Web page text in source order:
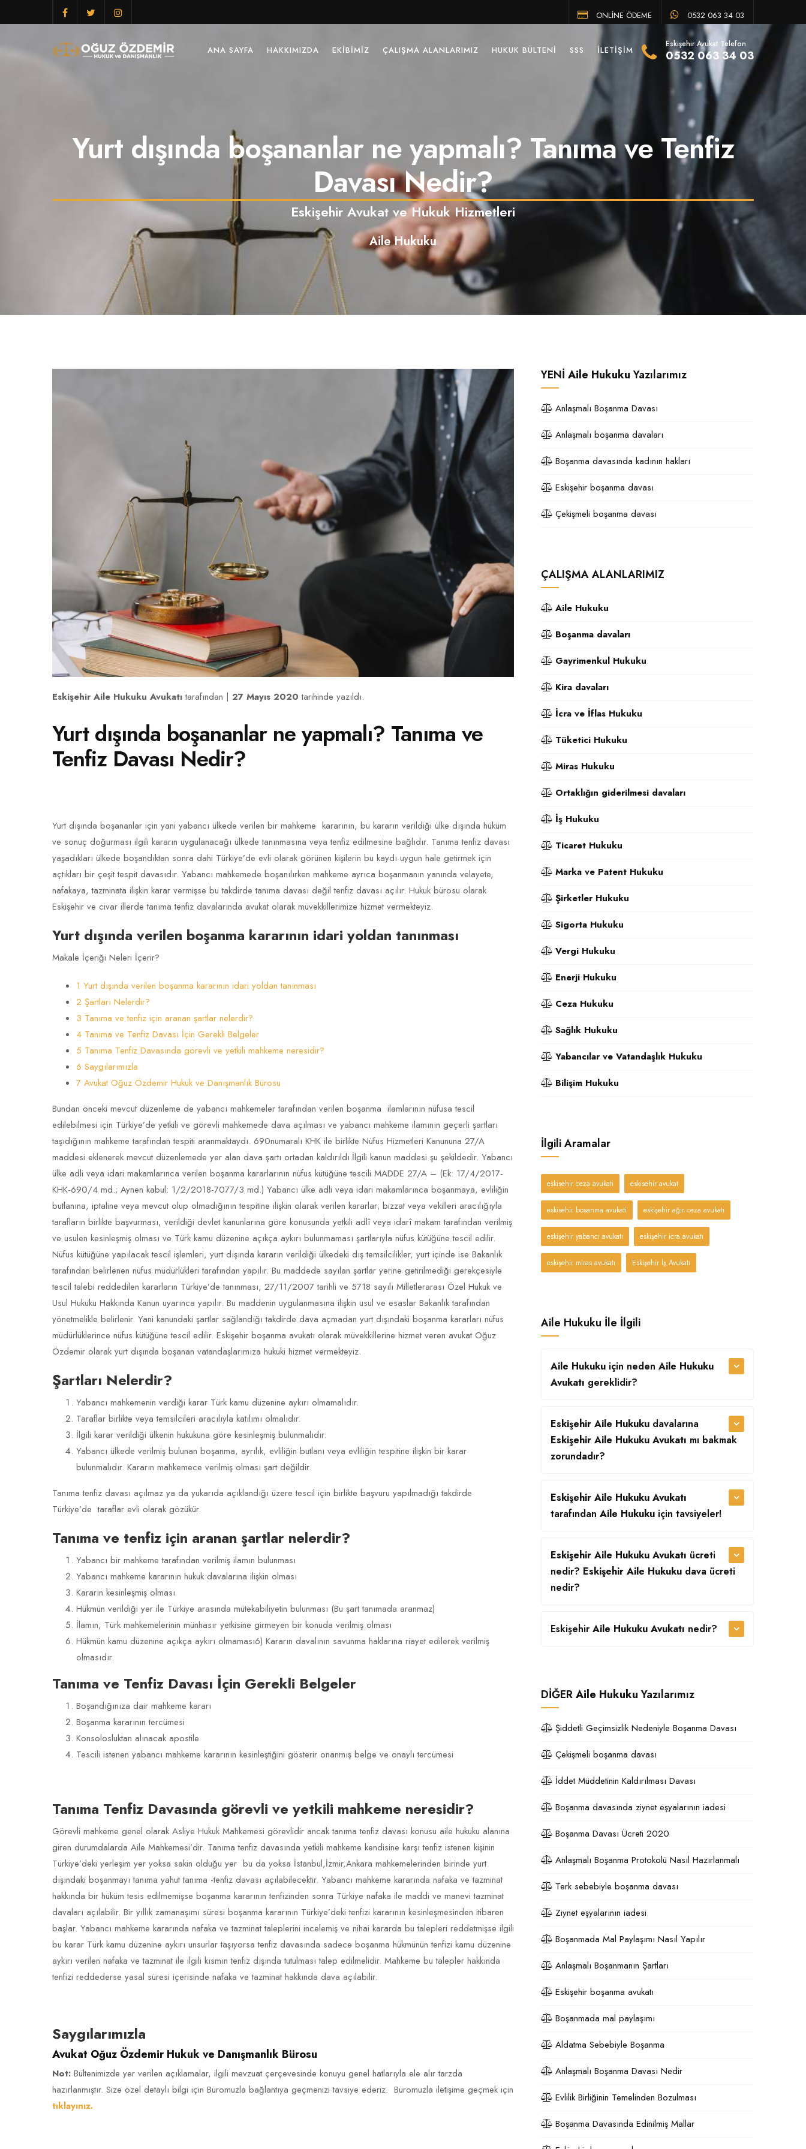
ONLİNE ÖDEME 0532 063 34 03
ANA SAYFA HAKKIMIZDA EKIBIMIZ ÇALIŞMA ALANLARIMIZ HUKUK BÜLTENI SSS İLETIŞIM
Eskişehir Avukat Telefon
0532 063 34 03
Yurt dışında boşananlar ne yapmalı? Tanıma ve Tenfiz
Davası Nedir?
Eskişehir Avukat ve Hukuk Hizmetleri
Aile Hukuku
Eskişehir Aile Hukuku Avukatıtarafından | 27 Mayıs 2020 tarihinde yazıldı.
Yurt dışında boşananlar ne yapmalı? Tanıma ve
Tenfiz Davası Nedir?
Yurt dışında boşananlar için yani yabancı ülkede verilen bir mahkeme kararının, bu kararın verildiği ülke dışında hüküm
ve sonuç doğurması ilgili kararın uygulanacağı ülkede tanınmasına veya tenfiz edilmesine bağlıdır. Tanıma tenfiz davası
yaşadıkları ülkede boşandıktan sonra dahi Türkiye’de evli olarak görünen kişilerin bu kaydı uygun hale getirmek için
açtıkları bir çeşit tespit davasıdır. Yabancı mahkemede boşanılırken mahkeme ayrıca boşanmanın yanında velayete,
nafakaya, tazminata ilişkin karar vermişse bu takdirde tanıma davası değil tenfiz davası açılır. Hukuk bürosu olarak
Eskişehir ve civar illerde tanıma tenfiz davalarında avukat olarak müvekkillerimize hizmet vermekteyiz.
Yurt dışında verilen boşanma kararının idari yoldan tanınması
Makale İçeriği Neleri İçerir?
1 Yurt dışında verilen boşanma kararının idari yoldan tanınması
2 Şartları Nelerdir?
3 Tanıma ve tenfiz için aranan şartlar nelerdir?
4 Tanıma ve Tenfiz Davası İçin Gerekli Belgeler
5 Tanıma Tenfiz Davasında görevli ve yetkili mahkeme neresidir?
6 Saygılarımızla
7 Avukat Oğuz Özdemir Hukuk ve Danışmanlık Bürosu
Bundan önceki mevcut düzenleme de yabancı mahkemeler tarafından verilen boşanma ilamlarının nüfusa tescil
edilebilmesi için Türkiye’de yetkili ve görevli mahkemede dava açılması ve yabancı mahkeme ilamının geçerli şartları
taşıdığının mahkeme tarafından tespiti aranmaktaydı. 690numaralı KHK ile birlikte Nüfus Hizmetleri Kanununa 27/A
maddesi eklenerek mevcut düzenlemede yer alan dava şartı ortadan kaldırıldı.İlgili kanun maddesi şu şekildedir. Yabancı
ülke adli veya idari makamlarınca verilen boşanma kararlarının nüfus kütüğüne tescili MADDE 27/A – (Ek: 17/4/2017-
KHK-690/4 md.; Aynen kabul: 1/2/2018-7077/3 md.) Yabancı ülke adli veya idari makamlarınca boşanmaya, evliliğin
butlanına, iptaline veya mevcut olup olmadığının tespitine ilişkin olarak verilen kararlar; bizzat veya vekilleri aracılığıyla
tarafların birlikte başvurması, verildiği devlet kanunlarına göre konusunda yetkili adlî veya idarî makam tarafından verilmiş
ve usulen kesinleşmiş olması ve Türk kamu düzenine açıkça aykırı bulunmaması şartlarıyla nüfus kütüğüne tescil edilir.
Nüfus kütüğüne yapılacak tescil işlemleri, yurt dışında kararın verildiği ülkedeki dış temsilcilikler, yurt içinde ise Bakanlık
tarafından belirlenen nüfus müdürlükleri tarafından yapılır. Bu maddede sayılan şartlar yerine getirilmediği gerekçesiyle
tescil talebi reddedilen kararların Türkiye’de tanınması, 27/11/2007 tarihli ve 5718 sayılı Milletlerarası Özel Hukuk ve
Usul Hukuku Hakkında Kanun uyarınca yapılır. Bu maddenin uygulanmasına ilişkin usul ve esaslar Bakanlık tarafından
yönetmelikle belirlenir. Yani kanundaki şartlar sağlandığı takdirde dava açmadan yurt dışındaki boşanma kararları nüfus
müdürlüklerince nüfus kütüğüne tescil edilir. Eskişehir boşanma avukatı olarak müvekkillerine hizmet veren avukat Oğuz
Özdemir olarak yurt dışında boşanan vatandaşlarımıza hukuki hizmet vermekteyiz.
Şartları Nelerdir?
Yabancı mahkemenin verdiği karar Türk kamu düzenine aykırı olmamalıdır.
Taraflar birlikte veya temsilcileri aracılıyla katılımı olmalıdır.
İlgili karar verildiği ülkenin hukukuna göre kesinleşmiş bulunmalıdır.
Yabancı ülkede verilmiş bulunan boşanma, ayrılık, evliliğin butlanı veya evliliğin tespitine ilişkin bir karar
bulunmalıdır. Kararın mahkemece verilmiş olması şart değildir.
Tanıma tenfiz davası açılmaz ya da yukarıda açıklandığı üzere tescil için birlikte başvuru yapılmadığı takdirde
Türkiye’de taraflar evli olarak gözükür.
Tanıma ve tenfiz için aranan şartlar nelerdir?
Yabancı bir mahkeme tarafından verilmiş ilamın bulunması
Yabancı mahkeme kararının hukuk davalarına ilişkin olması
Kararın kesinleşmiş olması
Hükmün verildiği yer ile Türkiye arasında mütekabiliyetin bulunması (Bu şart tanımada aranmaz)
İlamın, Türk mahkemelerinin münhasır yetkisine girmeyen bir konuda verilmiş olması
Hükmün kamu düzenine açıkça aykırı olmaması6) Kararın davalının savunma haklarına riayet edilerek verilmiş
olmasıdır.
Tanıma ve Tenfiz Davası İçin Gerekli Belgeler
Boşandığınıza dair mahkeme kararı
Boşanma kararının tercümesi
Konsolosluktan alınacak apostile
Tescili istenen yabancı mahkeme kararının kesinleştiğini gösterir onanmış belge ve onaylı tercümesi
Tanıma Tenfiz Davasında görevli ve yetkili mahkeme neresidir?
Görevli mahkeme genel olarak Asliye Hukuk Mahkemesi görevlidir ancak tanıma tenfiz davası konusu aile hukuku alanına
giren durumdalarda Aile Mahkemesi’dir. Tanıma tenfiz davasında yetkili mahkeme kendisine karşı tenfiz istenen kişinin
Türkiye’deki yerleşim yer yoksa sakin olduğu yer bu da yoksa İstanbul,İzmir,Ankara mahkemelerinden birinde yurt
dışındaki boşanmayı tanıma yahut tanıma -tenfiz davası açılabilecektir. Yabancı mahkeme kararında nafaka ve tazminat
hakkında bir hüküm tesis edilmemişse boşanma kararının tenfizinden sonra Türkiye nafaka ile maddi ve manevi tazminat
davaları açılabilir. Bir yıllık zamanaşımı süresi boşanma kararının Türkiye’deki tenfizi kararının kesinleşmesinden itibaren
başlar. Yabancı mahkeme kararında nafaka ve tazminat taleplerini incelemiş ve nihai kararda bu talepleri reddetmişse ilgili
bu karar Türk kamu düzenine aykırı unsurlar taşıyorsa tenfiz davasında sadece boşanma hükmünün tenfizi kamu düzenine
aykırı verilen nafaka ve tazminat ile ilgili kısmın tenfiz dışında tutulması talep edilmelidir. Mahkeme bu talepler hakkında
tenfizi reddederse yasal süresi içerisinde nafaka ve tazminat hakkında dava açılabilir.
Saygılarımızla
Avukat Oğuz Özdemir Hukuk ve Danışmanlık Bürosu
Not: Bültenimizde yer verilen açıklamalar, ilgili mevzuat çerçevesinde konuyu genel hatlarıyla ele alır tarzda
hazırlanmıştır. Size özel detaylı bilgi için Büromuzla bağlantıya geçmenizi tavsiye ederiz. Büromuzla iletişime geçmek için
tıklayınız.
YENİ Aile HukukuYazılarımız
Anlaşmalı Boşanma Davası
Anlaşmalı boşanma davaları
Boşanma davasında kadının hakları
Eskişehir boşanma davası
Çekişmeli boşanma davası
ÇALIŞMA ALANLARIMIZ
Aile Hukuku
Boşanma davaları
Gayrimenkul Hukuku
Kira davaları
İcra ve İflas Hukuku
Tüketici Hukuku
Miras Hukuku
Ortaklığın giderilmesi davaları
İş Hukuku
Ticaret Hukuku
Marka ve Patent Hukuku
Şirketler Hukuku
Sigorta Hukuku
Vergi Hukuku
Enerji Hukuku
Ceza Hukuku
Sağlık Hukuku
Yabancılar ve Vatandaşlık Hukuku
Bilişim Hukuku
İlgili Aramalar
eskisehir ceza avukati eskisehir avukat
eskisehir bosanma avukati eskişehir ağır ceza avukatı
eskişehir yabancı avukatı eskişehir icra avukatı
eskişehir miras avukatı Eskişehir İş Avukatı
Aile Hukuku İle İlgili
Aile Hukuku için neden Aile Hukuku
Avukatı gereklidir?
Eskişehir Aile Hukuku davalarına
Eskişehir Aile Hukuku Avukatı mı bakmak
zorundadır?
Eskişehir Aile Hukuku Avukatı
tarafından Aile Hukuku için tavsiyeler!
Eskişehir Aile Hukuku Avukatı ücreti
nedir? Eskişehir Aile Hukuku dava ücreti
nedir?
Eskişehir Aile Hukuku Avukatı nedir?
DİĞERAile HukukuYazılarımız
Şiddetli Geçimsizlik Nedeniyle Boşanma Davası
Çekişmeli boşanma davası
İddet Müddetinin Kaldırılması Davası
Boşanma davasında ziynet eşyalarının iadesi
Boşanma Davası Ücreti 2020
Anlaşmalı Boşanma Protokolü Nasıl Hazırlanmalı
Terk sebebiyle boşanma davası
Ziynet eşyalarının iadesi
Boşanmada Mal Paylaşımı Nasıl Yapılır
Anlaşmalı Boşanmanın Şartları
Eskişehir boşanma avukatı
Boşanmada mal paylaşımı
Aldatma Sebebiyle Boşanma
Anlaşmalı Boşanma Davası Nedir
Evlilik Birliğinin Temelinden Bozulması
Boşanma Davasında Edinilmiş Mallar